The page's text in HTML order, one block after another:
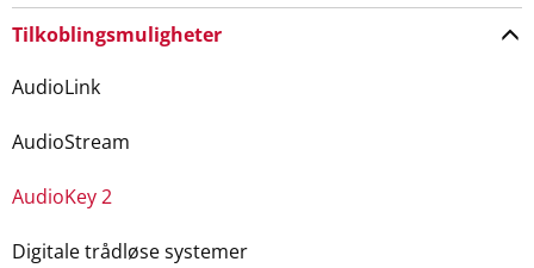
Tilkoblingsmuligheter
AudioLink
AudioStream
AudioKey 2
Digitale trådløse systemer